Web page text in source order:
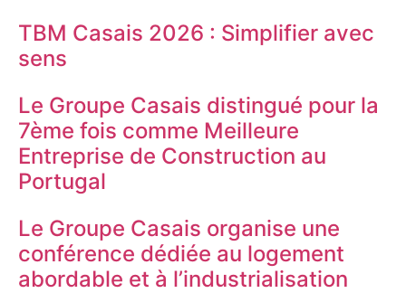
TBM Casais 2026 : Simplifier avec
sens
Le Groupe Casais distingué pour la
7ème fois comme Meilleure
Entreprise de Construction au
Portugal
Le Groupe Casais organise une
conférence dédiée au logement
abordable et à l’industrialisation